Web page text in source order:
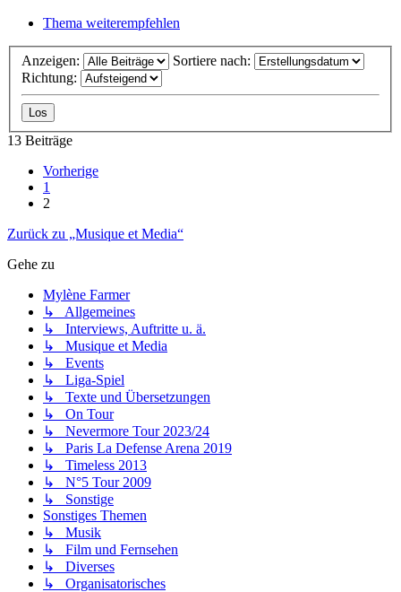
Thema weiterempfehlen
Anzeigen:
Sortiere nach:
Richtung:
13 Beiträge
Vorherige
1
2
Zurück zu „Musique et Media“
Gehe zu
Mylène Farmer
↳ Allgemeines
↳ Interviews, Auftritte u. ä.
↳ Musique et Media
↳ Events
↳ Liga-Spiel
↳ Texte und Übersetzungen
↳ On Tour
↳ Nevermore Tour 2023/24
↳ Paris La Defense Arena 2019
↳ Timeless 2013
↳ N°5 Tour 2009
↳ Sonstige
Sonstiges Themen
↳ Musik
↳ Film und Fernsehen
↳ Diverses
↳ Organisatorisches